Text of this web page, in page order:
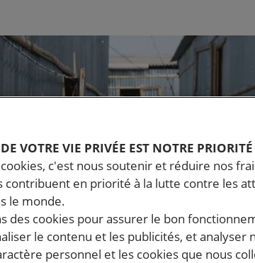
VOTRE VIE PRIVÉE EST NOTRE PRIORITÉ
c'est nous soutenir et réduire nos
contribuent en priorité à la lutte contre les
le monde.
des cookies pour assurer le bon
le contenu et les publicités, et analyser
personnel et les cookies que nous